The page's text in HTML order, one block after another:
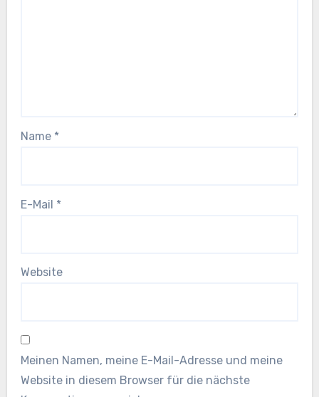
Name *
E-Mail *
Website
Meinen Namen, meine E-Mail-Adresse und meine
Website in diesem Browser für die nächste